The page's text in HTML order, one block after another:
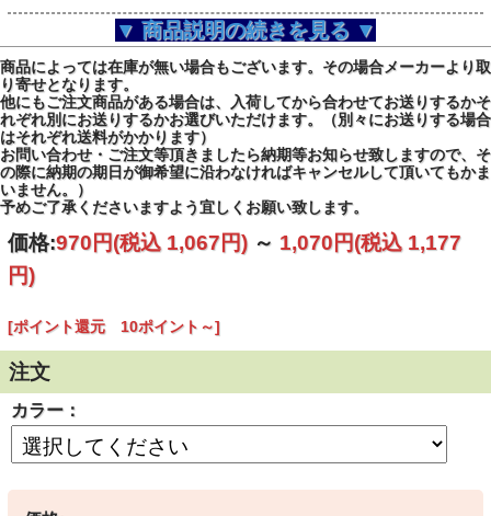
4-7mm 長さ約50cm
膨張係数104 ソーダガラス
1412 ダークイエロー
▼ 商品説明の続きを見る ▼
商品によっては在庫が無い場合もございます。その場合メーカーより取
り寄せとなります。
他にもご注文商品がある場合は、入荷してから合わせてお送りするかそ
れぞれ別にお送りするかお選びいただけます。（別々にお送りする場合
はそれぞれ送料がかかります）
お問い合わせ・ご注文等頂きましたら納期等お知らせ致しますので、そ
の際に納期の期日が御希望に沿わなければキャンセルして頂いてもかま
いません。）
予めご了承くださいますよう宜しくお願い致します。
価格:970円(税込 1,067円) ～ 1,070円(税込 1,177
円)
[ポイント還元 10ポイント～]
注文
カラー：